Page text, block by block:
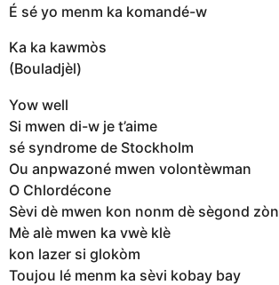
É sé yo menm ka komandé-w
Ka ka kawmòs
(Bouladjèl)
Yow well
Si mwen di-w je t’aime
sé syndrome de Stockholm
Ou anpwazoné mwen volontèwman
O Chlordécone
Sèvi dè mwen kon nonm dè sègond zòn
Mè alè mwen ka vwè klè
kon lazer si glokòm
Toujou lé menm ka sèvi kobay bay